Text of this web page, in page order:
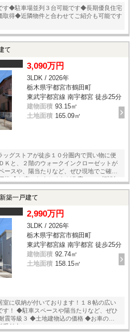
す◆駐車場並列３台可能です◆長期優良住宅
得◆近隣物件と合わせてご紹介も可能です
て
3,090万円
3LDK / 2026年
栃木県宇都宮市鶴田町
東武宇都宮線 南宇都宮 徒歩25分
建物面積 93.15㎡
土地面積 165.09㎡
グストアが徒歩１０分圏内で買い物に便
Ｋと、２階のウォークインクローゼットが
スや、陽当たりなど、ぜひ現地でご確認
格 ◆お車のおまとめなど住宅ローン相談無
築一戸建て
2,990万円
3LDK / 2026年
栃木県宇都宮市鶴田町
東武宇都宮線 南宇都宮 徒歩25分
建物面積 92.74㎡
土地面積 158.15㎡
に収納が付いております！１８帖の広い
す！ ◆駐車スペースや陽当たりなど、ぜひ
震等級３ ◆土地建物込の価格 ◆お車のおま
付中！